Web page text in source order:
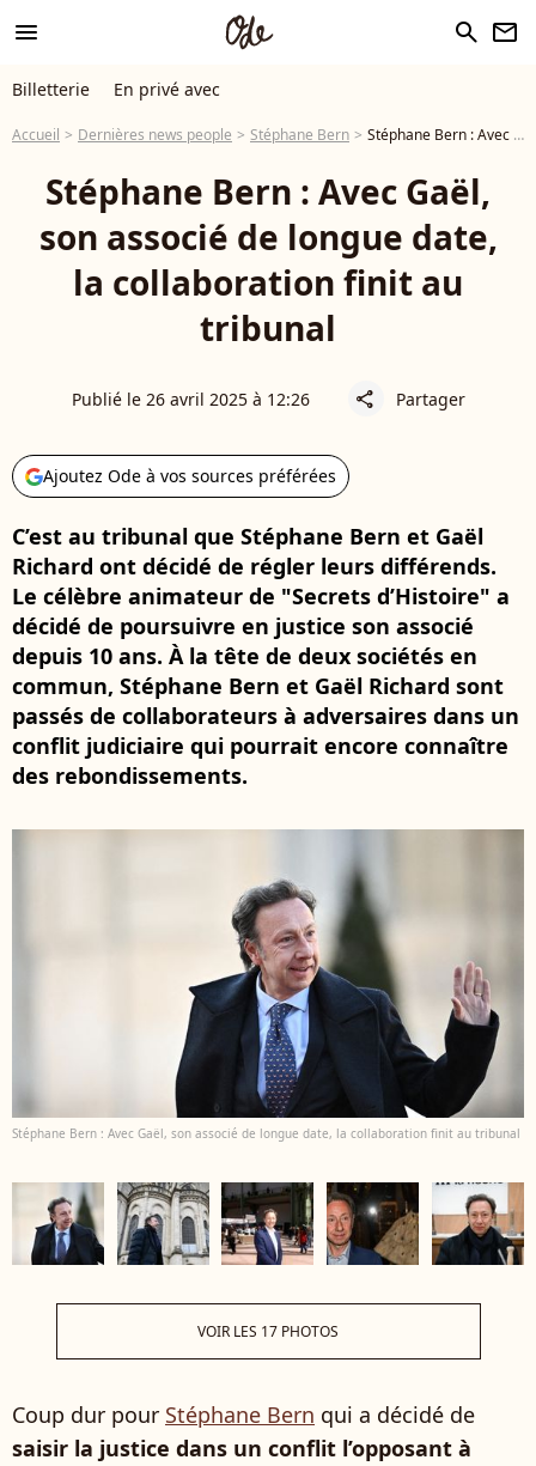
menu search newsletter
Billetterie En privé avec
Accueil Dernières news people Stéphane Bern Stéphane Bern : Avec Gaël, son associé de longue date, la collaboration finit au tribunal
Stéphane Bern : Avec Gaël,
son associé de longue date,
la collaboration finit au
tribunal
Publié le 26 avril 2025 à 12:26 share Partager
Ajoutez Ode à vos sources préférées
C’est au tribunal que Stéphane Bern et Gaël
Richard ont décidé de régler leurs différends.
Le célèbre animateur de "Secrets d’Histoire" a
décidé de poursuivre en justice son associé
depuis 10 ans. À la tête de deux sociétés en
commun, Stéphane Bern et Gaël Richard sont
passés de collaborateurs à adversaires dans un
conflit judiciaire qui pourrait encore connaître
des rebondissements.
Stéphane Bern : Avec Gaël, son associé de longue date, la collaboration finit au tribunal
VOIR LES 17 PHOTOS
Coup dur pour Stéphane Bern qui a décidé de
saisir la justice dans un conflit l’opposant à